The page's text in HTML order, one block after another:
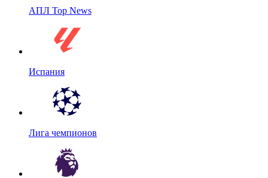
АПЛ Top News
Испания
Лига чемпионов